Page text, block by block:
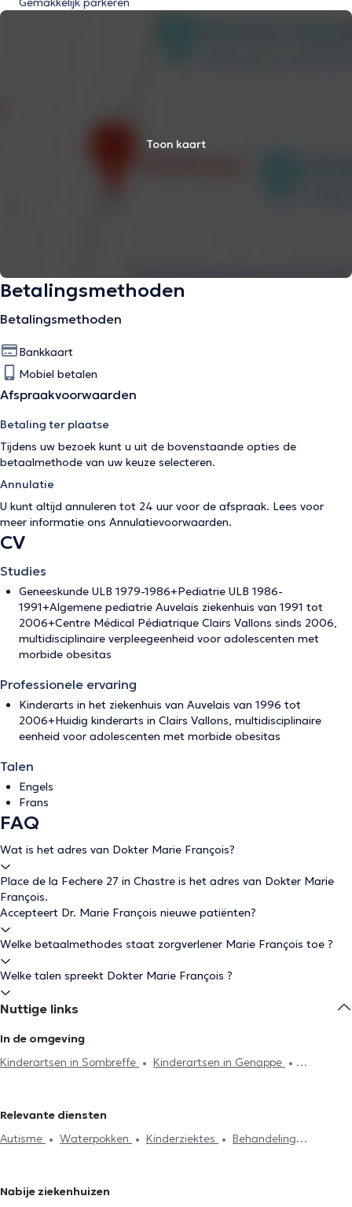
Toon kaart
Betalingsmethoden
Betalingsmethoden
Bankkaart
Mobiel betalen
Afspraakvoorwaarden
Betaling ter plaatse
Tijdens uw bezoek kunt u uit de bovenstaande opties de
betaalmethode van uw keuze selecteren.
Annulatie
U kunt altijd annuleren tot 24 uur voor de afspraak. Lees voor
meer informatie ons Annulatievoorwaarden.
CV
Studies
Geneeskunde ULB 1979-1986+Pediatrie ULB 1986-
1991+Algemene pediatrie Auvelais ziekenhuis van 1991 tot
2006+Centre Médical Pédiatrique Clairs Vallons sinds 2006,
multidisciplinaire verpleegeenheid voor adolescenten met
morbide obesitas
Professionele ervaring
Kinderarts in het ziekenhuis van Auvelais van 1996 tot
2006+Huidig kinderarts in Clairs Vallons, multidisciplinaire
eenheid voor adolescenten met morbide obesitas
Talen
Engels
Frans
FAQ
Wat is het adres van Dokter Marie François?
Place de la Fechere 27 in Chastre is het adres van Dokter Marie
François.
Accepteert Dr. Marie François nieuwe patiënten?
Welke betaalmethodes staat zorgverlener Marie François toe ?
Welke talen spreekt Dokter Marie François ?
Nuttige links
In de omgeving
Kinderartsen in Sombreffe
Kinderartsen in Genappe
Relevante diensten
Autisme
Waterpokken Kinderziektes
Behandeling
Nabije ziekenhuizen